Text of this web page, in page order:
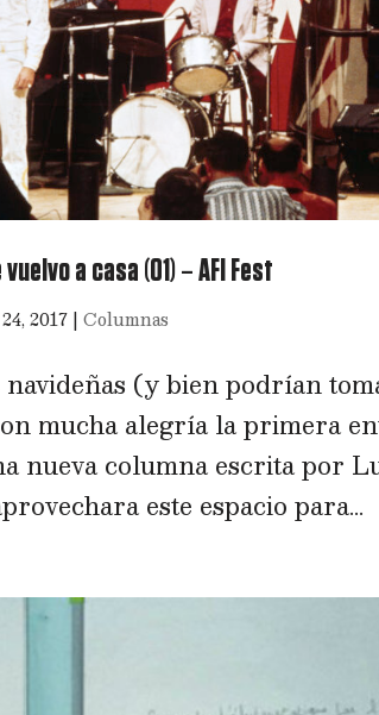
a casa (01) – AFI Fest
2017 |Columnas
navideñas (y bien podrían
mucha alegría la primera
nueva columna escrita por
este espacio para...